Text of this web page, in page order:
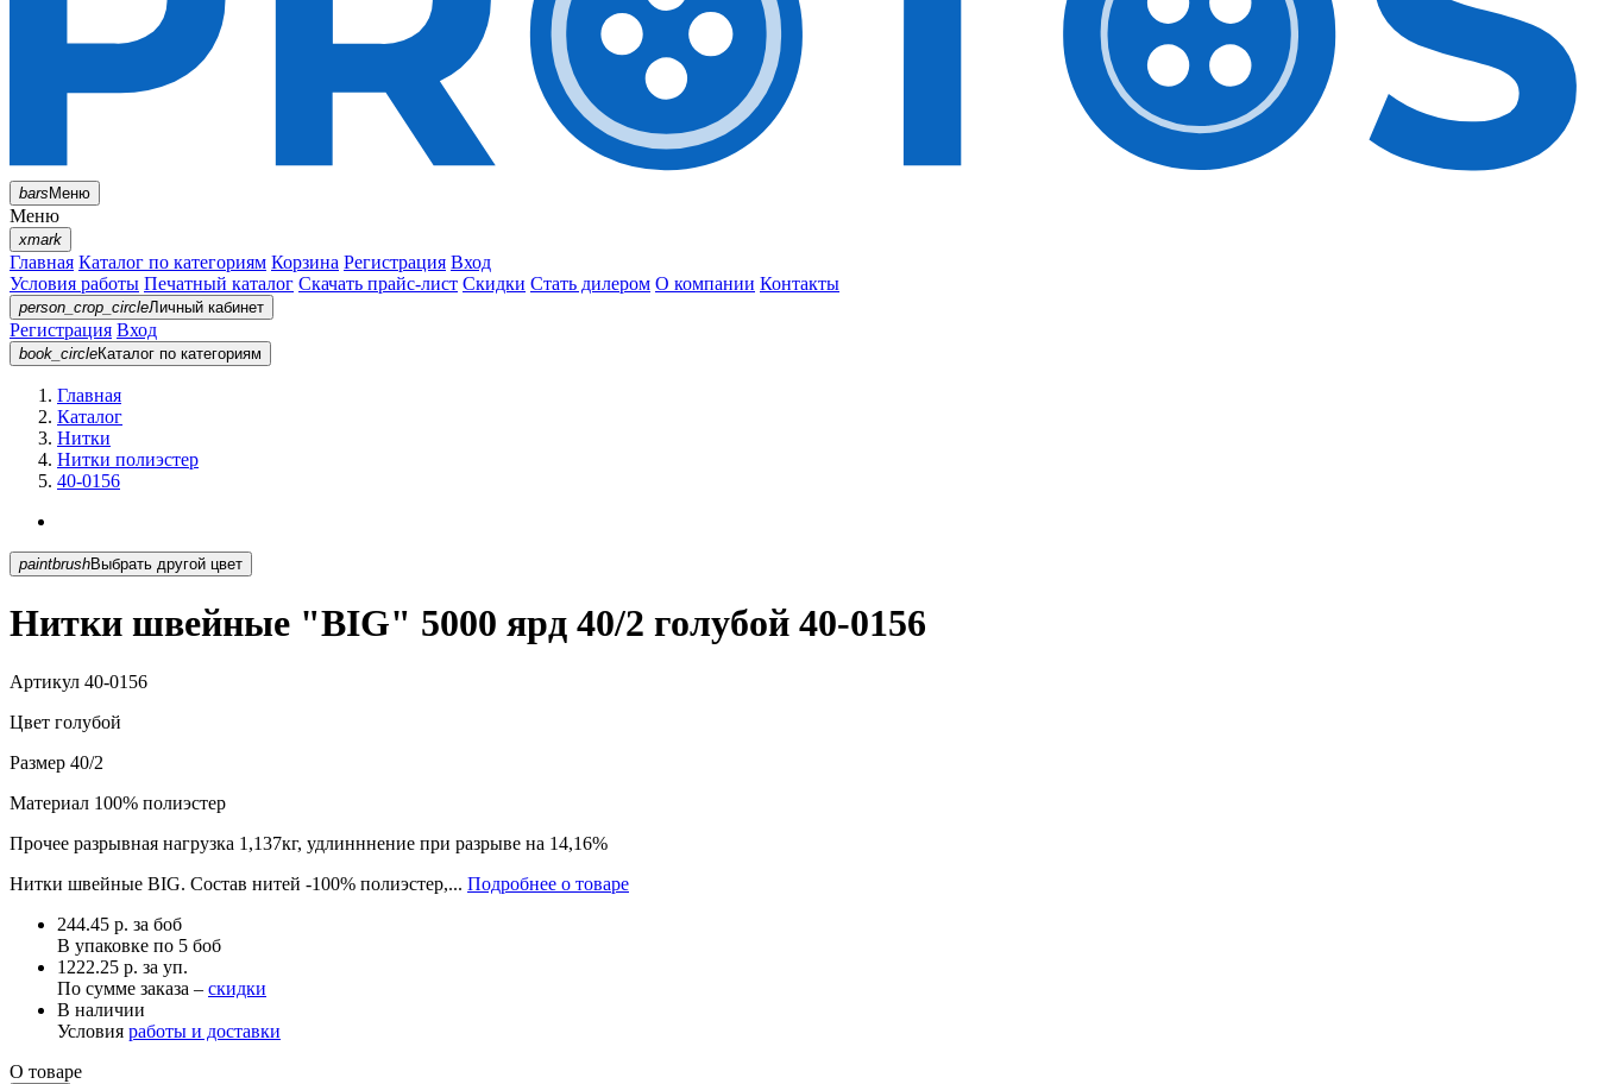
barsМеню
Меню
xmark
Главная Каталог по категориям Корзина Регистрация Вход
Условия работы Печатный каталог Скачать прайс-лист Скидки Стать дилером О компании Контакты
person_crop_circleЛичный кабинет
Регистрация Вход
book_circleКаталог по категориям
Главная
Каталог
Нитки
Нитки полиэстер
40-0156
paintbrush Выбрать другой цвет
Нитки швейные "BIG" 5000 ярд 40/2 голубой 40-0156
Артикул 40-0156
Цвет голубой
Размер 40/2
Материал 100% полиэстер
Прочее разрывная нагрузка 1,137кг, удлинннение при разрыве на 14,16%
Нитки швейные BIG. Состав нитей -100% полиэстер,... Подробнее о товаре
244.45 р. за боб
В упаковке по 5 боб
1222.25 р. за уп.
По сумме заказа – скидки
В наличии
Условия работы и доставки
О товаре